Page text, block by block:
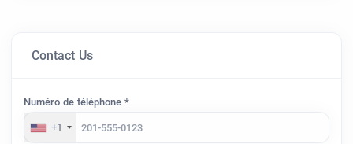
Contact Us
Numéro de téléphone *
+1